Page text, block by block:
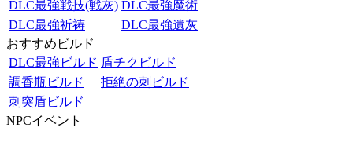
DLC最強戦技(戦灰) DLC最強魔術
DLC最強祈祷
DLC最強遺灰
おすすめビルド
DLC最強ビルド 盾チクビルド
調香瓶ビルド
拒絶の刺ビルド
刺突盾ビルド
NPCイベント